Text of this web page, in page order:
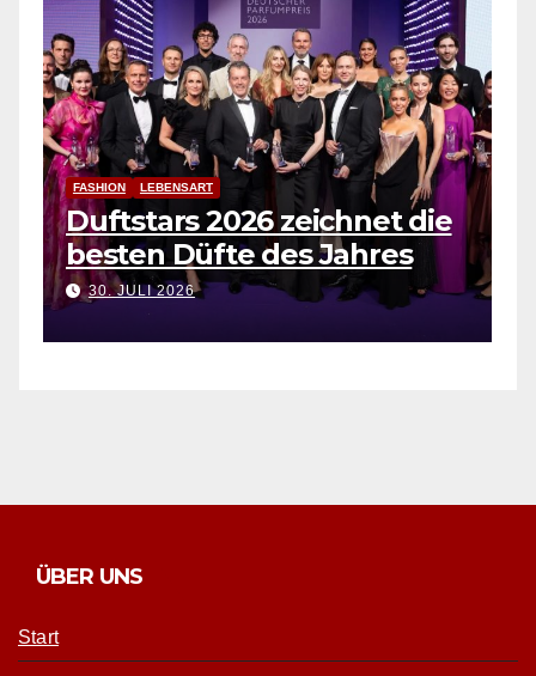
FASHION
Create Offline Memories
3. AUGUST 2026
ÜBER UNS
Start